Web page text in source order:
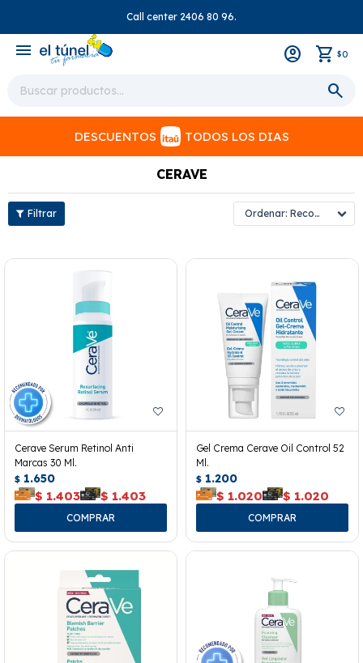
Call center 2406 80 96.
menu $0
DESCUENTOS TODOS LOS DIAS
CERAVE
Recomendados
Cerave Serum Retinol Anti
Marcas 30 Ml.
$ 1.650
$ 1.403 $ 1.403
Gel Crema Cerave Oil Control 52
Ml.
$ 1.200
$ 1.020 $ 1.020
close